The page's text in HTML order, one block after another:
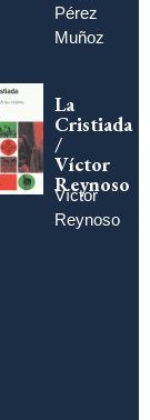
Pérez
Muñoz
La
Cristiada
/
Víctor
Reynoso
Víctor
Reynoso